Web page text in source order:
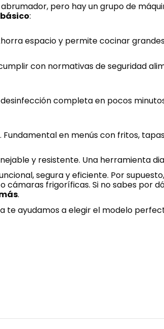
pero hay un grupo de
:
espacio y permite cocinar
con normativas de seguridad
completa en pocos
en menús con fritos,
y resistente. Una herramienta
segura y eficiente. Por
frigoríficas. Si no sabes por
.
te ayudamos a elegir el modelo